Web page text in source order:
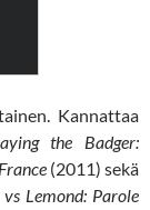
Kannattaa
the Badger:
(2011) sekä
Lemond: Parole